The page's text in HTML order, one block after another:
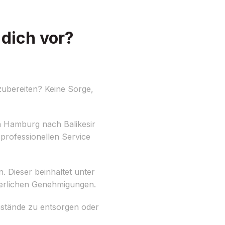
vor?
Keine Sorge,
nach Balikesir
Service
Dieser beinhaltet unter
Genehmigungen.
zu entsorgen oder